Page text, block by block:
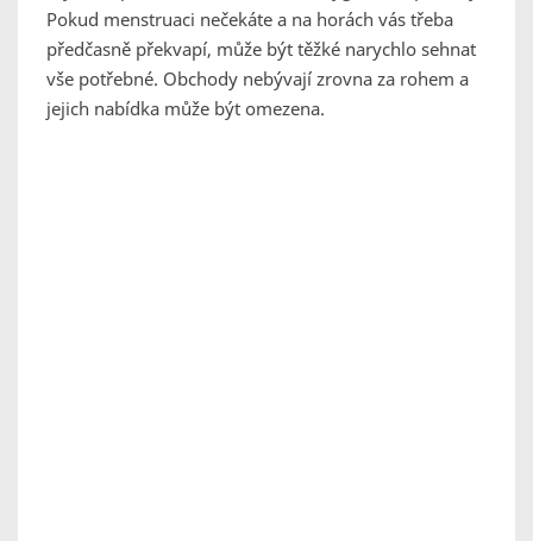
Pokud menstruaci nečekáte a na horách vás třeba
předčasně překvapí, může být těžké narychlo sehnat
vše potřebné. Obchody nebývají zrovna za rohem a
jejich nabídka může být omezena.